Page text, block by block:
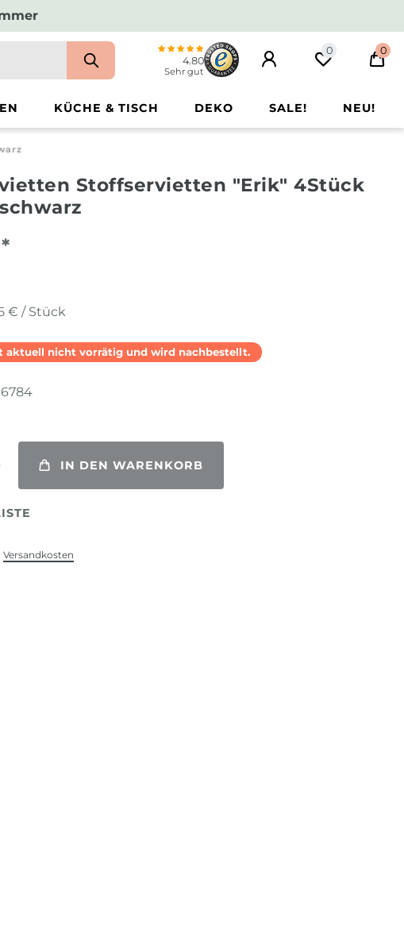
4.80
Sehr gut
0 0
KÜCHE & TISCH DEKO SALE! NEU!
Stoffservietten "Erik" 4Stück
*
€ / Stück
aktuell nicht vorrätig und wird nachbestellt.
6784
IN DEN WARENKORB
Versandkosten